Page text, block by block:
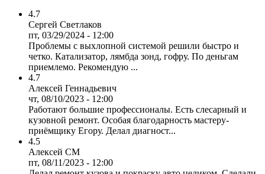
4.7
Сергей Светлаков
пт, 03/29/2024 - 12:00
Проблемы с выхлопной системой решили быстро и
четко. Катализатор, лямбда зонд, гофру. По деньгам
приемлемо. Рекомендую ...
4.7
Алексей Геннадьевич
чт, 08/10/2023 - 12:00
Работают большие профессионалы. Есть слесарный и
кузовной ремонт. Особая благодарность мастеру-
приёмщику Егору. Делал диагност...
4.5
Алексей СМ
пт, 08/11/2023 - 12:00